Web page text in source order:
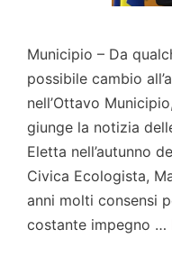
Municipio – Da
possibile cambio
nell’Ottavo
giunge la notizia
Eletta nell’autunno
Civica Ecologista,
anni molti consensi
costante impegno …